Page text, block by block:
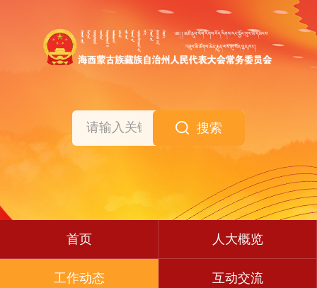
搜索
首页 人大概览
工作动态 互动交流